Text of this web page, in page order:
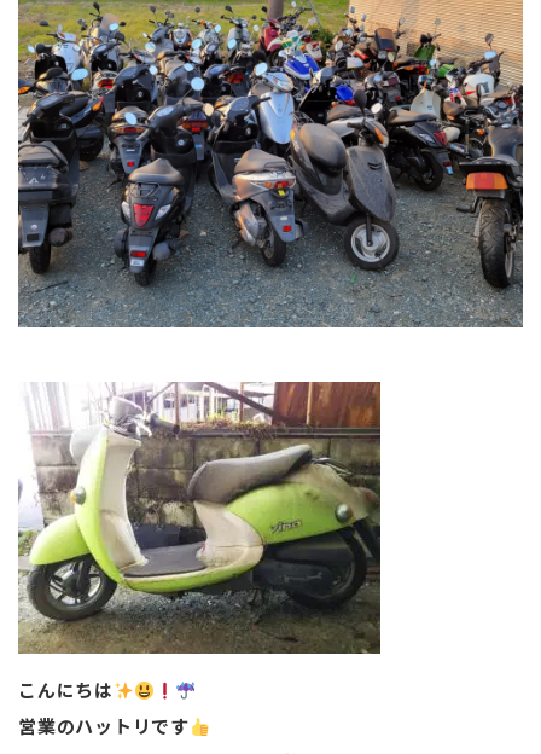
こんにちは
営業のハットリです